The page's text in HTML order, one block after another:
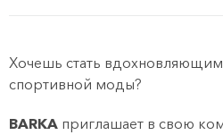
Хочешь стать
спортивной моды?
BARKA приглашает в свою